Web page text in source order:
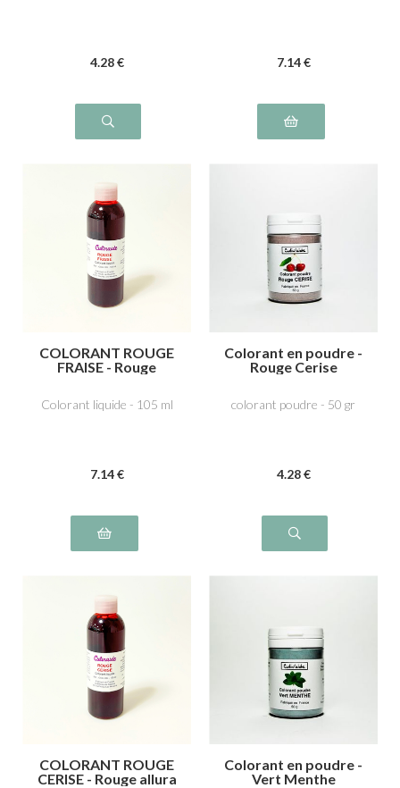
4.28 € 7.14 €
COLORANT ROUGE
FRAISE - Rouge
Colorant liquide - 105 ml
7.14 €
Colorant en poudre -
Rouge Cerise
colorant poudre - 50 gr
4.28 €
COLORANT ROUGE
CERISE - Rouge allura
Colorant en poudre -
Vert Menthe